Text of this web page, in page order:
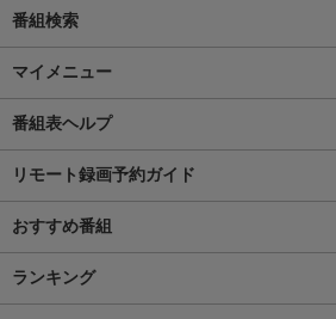
番組検索
マイメニュー
番組表ヘルプ
リモート録画予約ガイド
おすすめ番組
ランキング